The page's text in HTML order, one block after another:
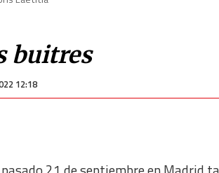
buitres
12:18